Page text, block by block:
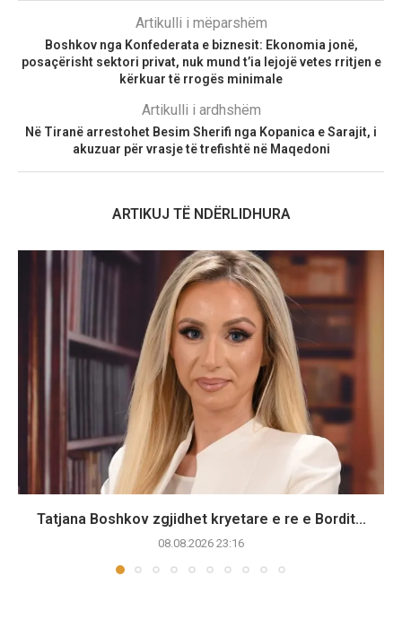
Artikulli i mëparshëm
Boshkov nga Konfederata e biznesit: Ekonomia jonë,
posaçërisht sektori privat, nuk mund t’ia lejojë vetes rritjen e
kërkuar të rrogës minimale
Artikulli i ardhshëm
Në Tiranë arrestohet Besim Sherifi nga Kopanica e Sarajit, i
akuzuar për vrasje të trefishtë në Maqedoni
ARTIKUJ TË NDËRLIDHURA
Tatjana Boshkov zgjidhet kryetare e re e Bordit...
08.08.2026 23:16